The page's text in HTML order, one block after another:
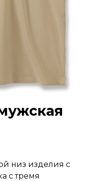
низ изделия с
с тремя